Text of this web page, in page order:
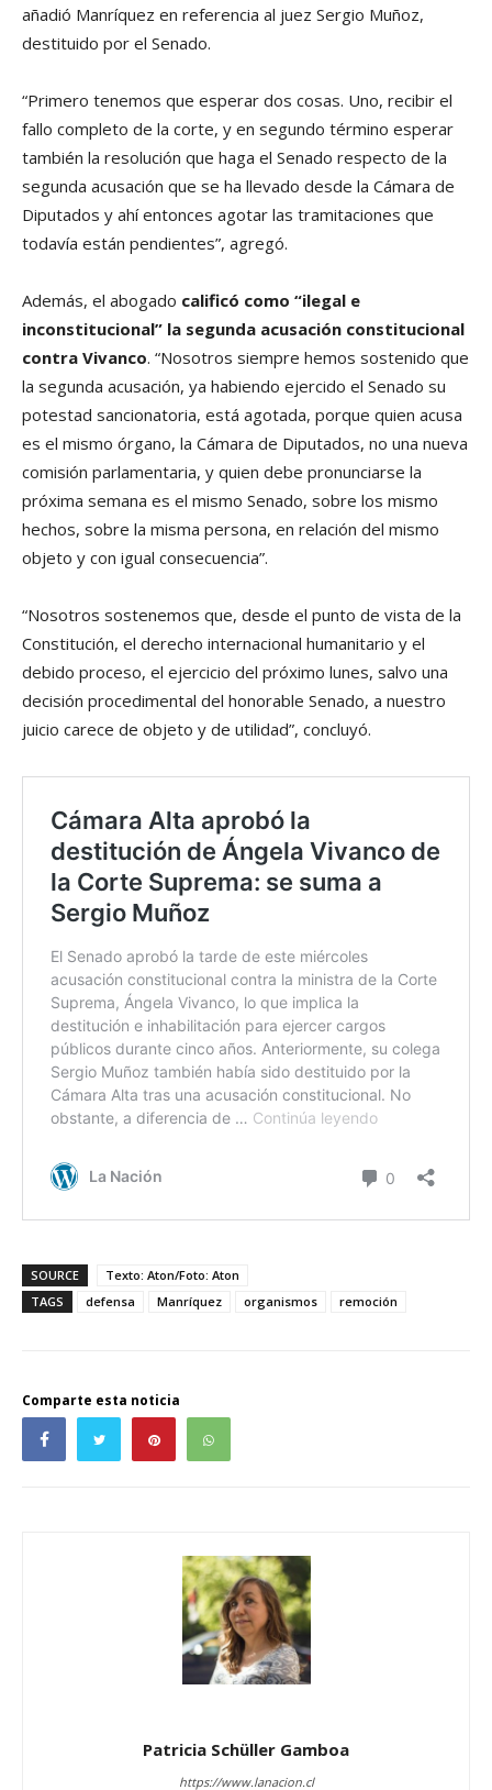
añadió Manríquez en referencia al juez Sergio Muñoz,
destituido por el Senado.
“Primero tenemos que esperar dos cosas. Uno, recibir el
fallo completo de la corte, y en segundo término esperar
también la resolución que haga el Senado respecto de la
segunda acusación que se ha llevado desde la Cámara de
Diputados y ahí entonces agotar las tramitaciones que
todavía están pendientes”, agregó.
Además, el abogado calificó como “ilegal e
inconstitucional” la segunda acusación constitucional
contra Vivanco. “Nosotros siempre hemos sostenido que
la segunda acusación, ya habiendo ejercido el Senado su
potestad sancionatoria, está agotada, porque quien acusa
es el mismo órgano, la Cámara de Diputados, no una nueva
comisión parlamentaria, y quien debe pronunciarse la
próxima semana es el mismo Senado, sobre los mismo
hechos, sobre la misma persona, en relación del mismo
objeto y con igual consecuencia”.
“Nosotros sostenemos que, desde el punto de vista de la
Constitución, el derecho internacional humanitario y el
debido proceso, el ejercicio del próximo lunes, salvo una
decisión procedimental del honorable Senado, a nuestro
juicio carece de objeto y de utilidad”, concluyó.
SOURCE
Texto: Aton/Foto: Aton
TAGS
defensa Manríquez organismos remoción
Comparte esta noticia
Patricia Schüller Gamboa
https://www.lanacion.cl